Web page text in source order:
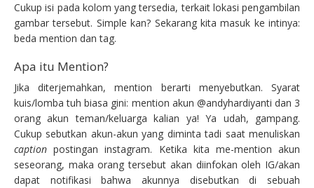
Cukup isi pada kolom yang tersedia, terkait lokasi pengambilan
gambar tersebut. Simple kan? Sekarang kita masuk ke intinya:
beda mention dan tag.
Apa itu Mention?
Jika diterjemahkan, mention berarti menyebutkan. Syarat
kuis/lomba tuh biasa gini: mention akun @andyhardiyanti dan 3
orang akun teman/keluarga kalian ya! Ya udah, gampang.
Cukup sebutkan akun-akun yang diminta tadi saat menuliskan
captionpostingan instagram. Ketika kita me-mention akun
seseorang, maka orang tersebut akan diinfokan oleh IG/akan
dapat notifikasi bahwa akunnya disebutkan di sebuah